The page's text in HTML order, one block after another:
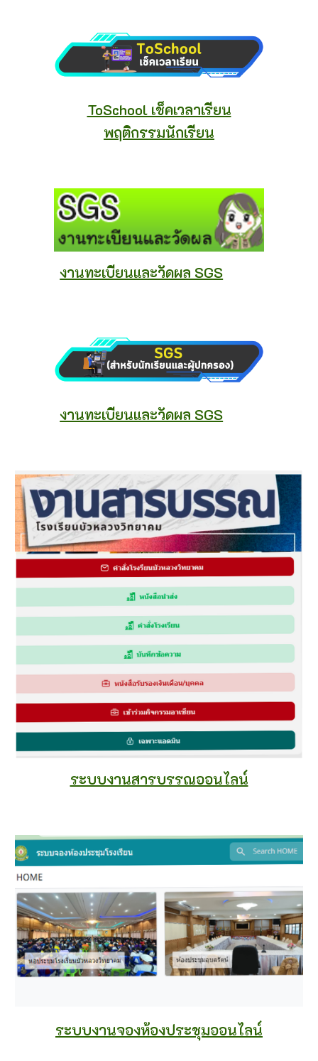
ToSchool เช็คเวลาเรียน
พฤติกรรมนักเรียน
งานทะเบียนและวัดผล SGS
งานทะเบียนและวัดผล SGS
ระบบงานสารบรรณออนไลน์
ระบบงานจองห้องประชุมออนไลน์